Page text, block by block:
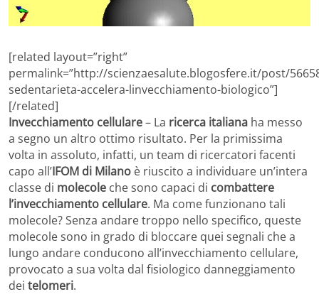
[related layout=”right”
permalink=”http://scienzaesalute.blogosfere.it/post/
sedentarieta-accelera-linvecchiamento-biologico”]
[/related]
Invecchiamento cellulare– La ricerca italiana ha messo
a segno un altro ottimo risultato. Per la primissima
volta in assoluto, infatti, un team di ricercatori facenti
capo all’IFOM di Milano è riuscito a individuare un’intera
classe di molecole che sono capaci di combattere
l’invecchiamento cellulare. Ma come funzionano tali
molecole? Senza andare troppo nello specifico, queste
molecole sono in grado di bloccare quei segnali che a
lungo andare conducono all’invecchiamento cellulare,
provocato a sua volta dal fisiologico danneggiamento
dei telomeri.